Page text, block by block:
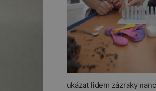
ukázat lidem zázraky